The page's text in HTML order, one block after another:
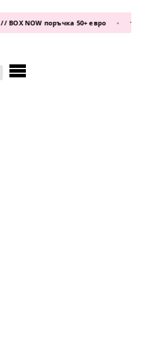
NOW поръчка 50+ евро